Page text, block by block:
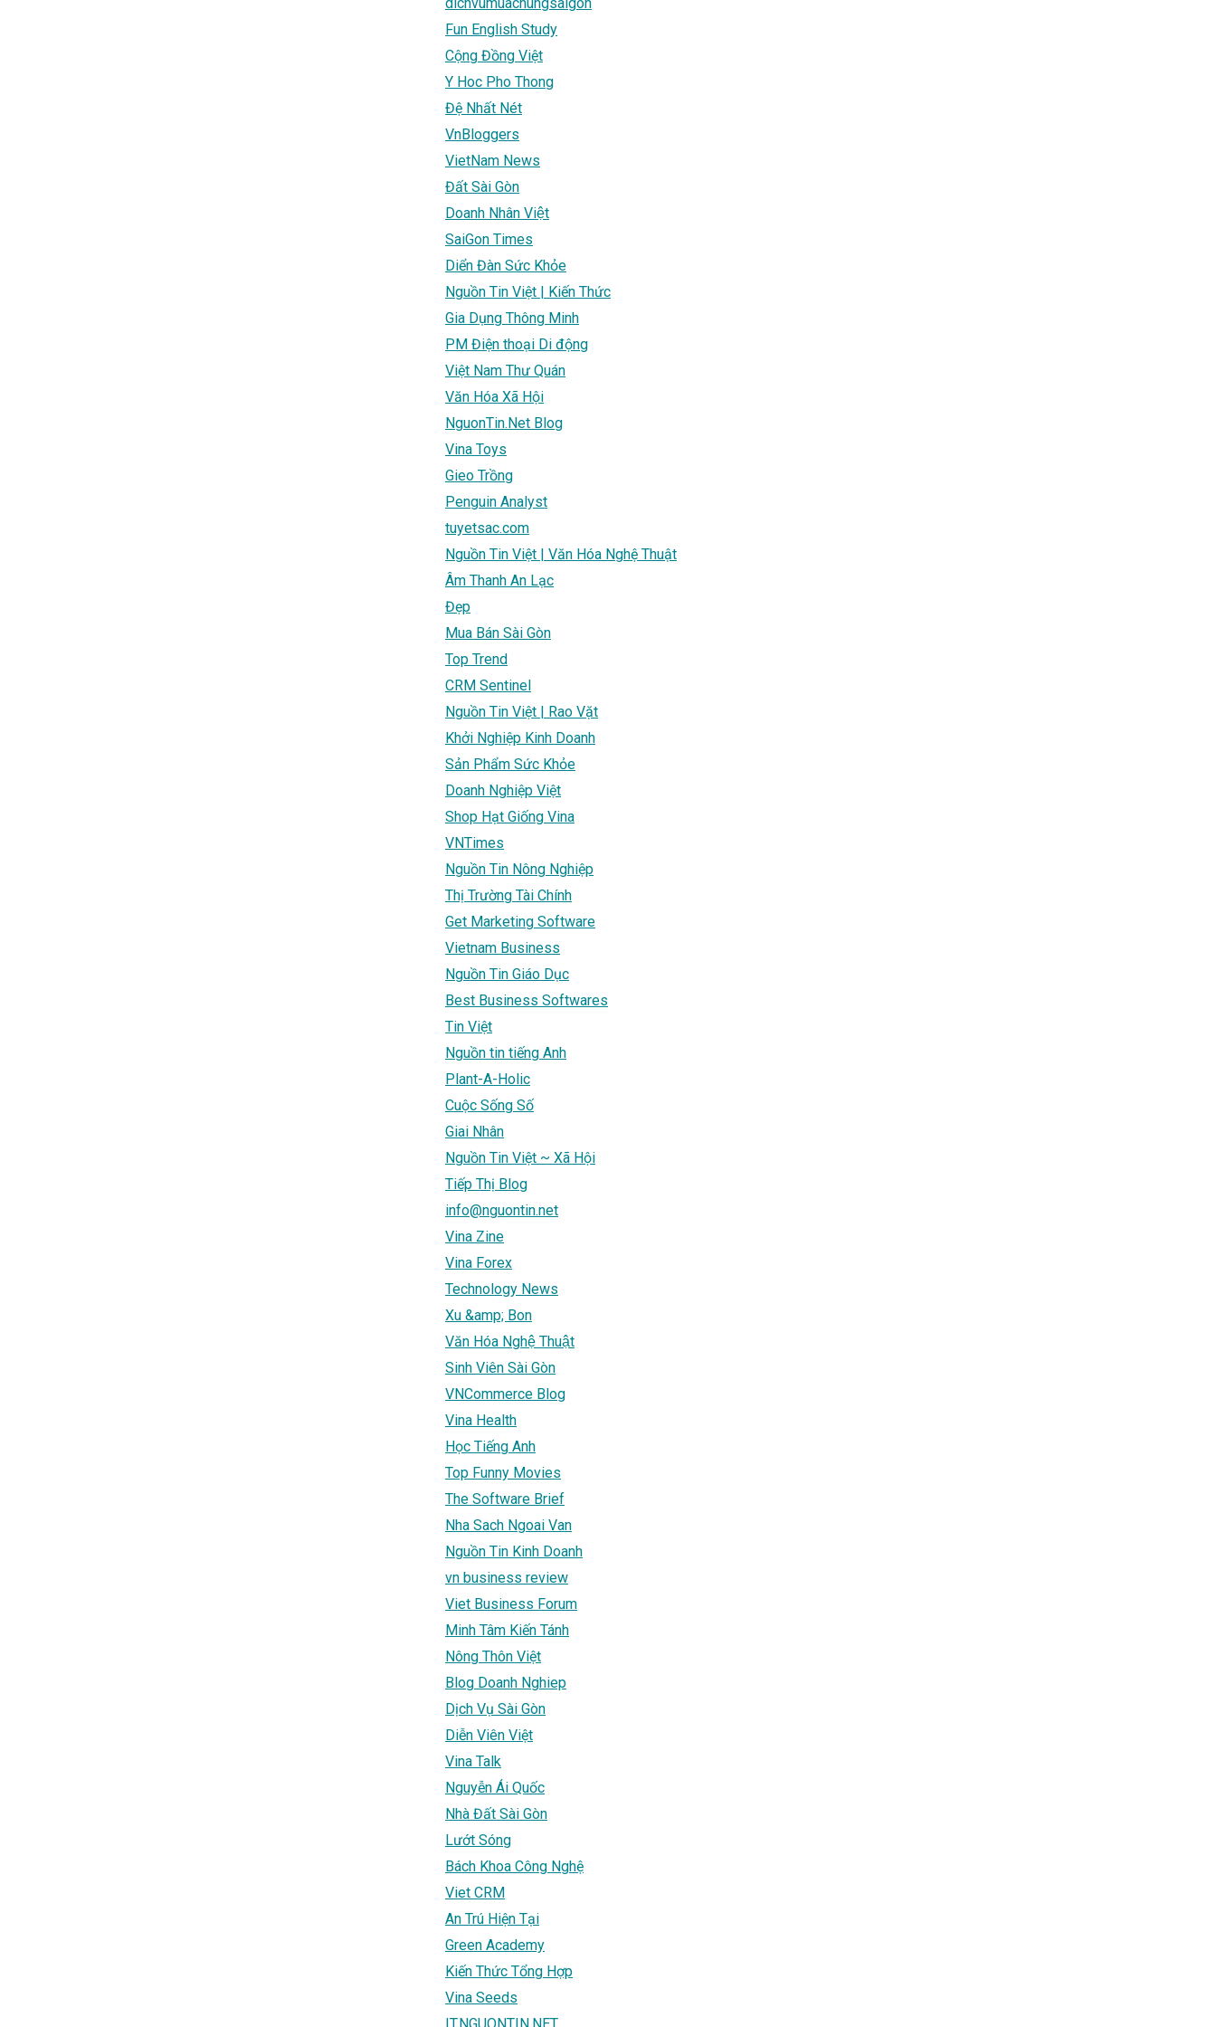
Fun English Study
Cộng Đồng Việt
Y Hoc Pho Thong
Đệ Nhất Nét
VnBloggers
VietNam News
Đất Sài Gòn
Doanh Nhân Việt
SaiGon Times
Diển Đàn Sức Khỏe
Nguồn Tin Việt | Kiến Thức
Gia Dụng Thông Minh
PM Điện thoại Di động
Việt Nam Thư Quán
Văn Hóa Xã Hội
NguonTin.Net Blog
Vina Toys
Gieo Trồng
Penguin Analyst
tuyetsac.com
Nguồn Tin Việt | Văn Hóa Nghệ Thuật
Âm Thanh An Lạc
Đẹp
Mua Bán Sài Gòn
Top Trend
CRM Sentinel
Nguồn Tin Việt | Rao Vặt
Khởi Nghiệp Kinh Doanh
Sản Phẩm Sức Khỏe
Doanh Nghiệp Việt
Shop Hạt Giống Vina
VNTimes
Nguồn Tin Nông Nghiệp
Thị Trường Tài Chính
Get Marketing Software
Vietnam Business
Nguồn Tin Giáo Dục
Best Business Softwares
Tin Việt
Nguồn tin tiếng Anh
Plant-A-Holic
Cuộc Sống Số
Giai Nhân
Nguồn Tin Việt ~ Xã Hội
Tiếp Thị Blog
info@nguontin.net
Vina Zine
Vina Forex
Technology News
Xu &amp; Bon
Văn Hóa Nghệ Thuật
Sinh Viên Sài Gòn
VNCommerce Blog
Vina Health
Học Tiếng Anh
Top Funny Movies
The Software Brief
Nha Sach Ngoai Van
Nguồn Tin Kinh Doanh
vn business review
Viet Business Forum
Minh Tâm Kiến Tánh
Nông Thôn Việt
Blog Doanh Nghiep
Dịch Vụ Sài Gòn
Diễn Viên Việt
Vina Talk
Nguyễn Ái Quốc
Nhà Đất Sài Gòn
Lướt Sóng
Bách Khoa Công Nghệ
Viet CRM
An Trú Hiện Tại
Green Academy
Kiến Thức Tổng Hợp
Vina Seeds